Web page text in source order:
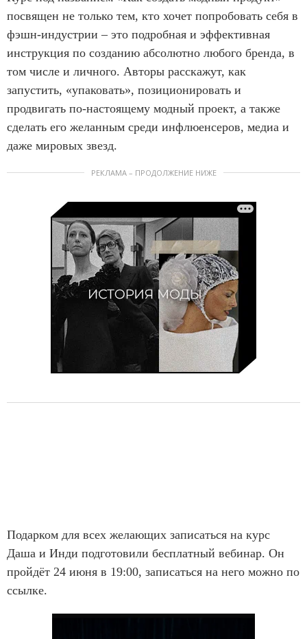
посвящен не только тем, кто хочет попробовать себя в
фэшн-индустрии – это подробная и эффективная
инструкция по созданию абсолютно любого бренда, в
том числе и личного. Авторы расскажут, как
запустить, «упаковать», позиционировать и
продвигать по-настоящему модный проект, а также
сделать его желанным среди инфлюенсеров, медиа и
даже мировых звезд.
РЕКЛАМА – ПРОДОЛЖЕНИЕ НИЖЕ
Подарком для всех желающих записаться на курс
Даша и Инди подготовили бесплатный вебинар. Он
пройдёт 24 июня в 19:00, записаться на него можно по
ссылке.